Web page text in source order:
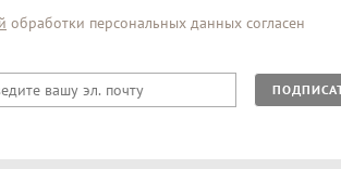
обработки персональных данных согласен